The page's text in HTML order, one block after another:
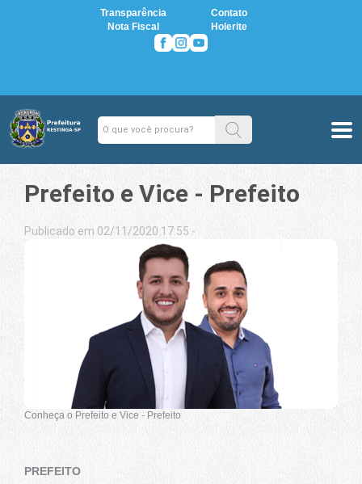
Transparência
Contato
Nota Fiscal
Holerite
Prefeito e Vice - Prefeito
Publicado em 02/11/2020 17:55 -
Conheça o Prefeito e Vice - Prefeito
PREFEITO